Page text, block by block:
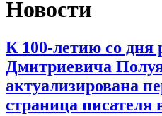
Новости
К 100-летию со дня
Дмитриевича
актуализирована
страница писателя